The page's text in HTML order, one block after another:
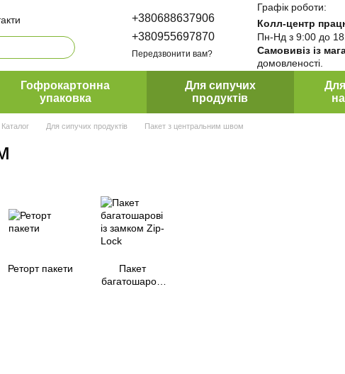
+380688637906
+380955697870
Передзвонити вам?
Графік роботи:
Колл-центр
Пн-Нд з 9:00 до
Самовивіз із
домовленості.
Гофрокартонна
упаковка
Для сипучих
продуктів
Для
Каталог Для сипучих продуктів Пакет з центральним швом
Реторт пакети
Пакет
багатошарові